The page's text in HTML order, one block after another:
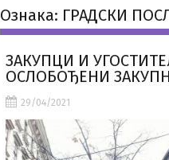
Ознака: ГРАДСКИ
ЗАКУПЦИ И
ОСЛОБОЂЕНИ
29/04/2021